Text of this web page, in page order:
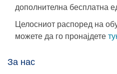
дополнителна бесплатна
Целосниот распоред на
можете да го пронајдете
За нас